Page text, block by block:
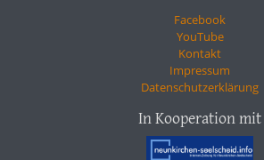
Facebook
YouTube
Kontakt
Impressum
Datenschutzerklärung
In Kooperation mit